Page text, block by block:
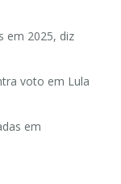
em 2025, diz
voto em Lula
em